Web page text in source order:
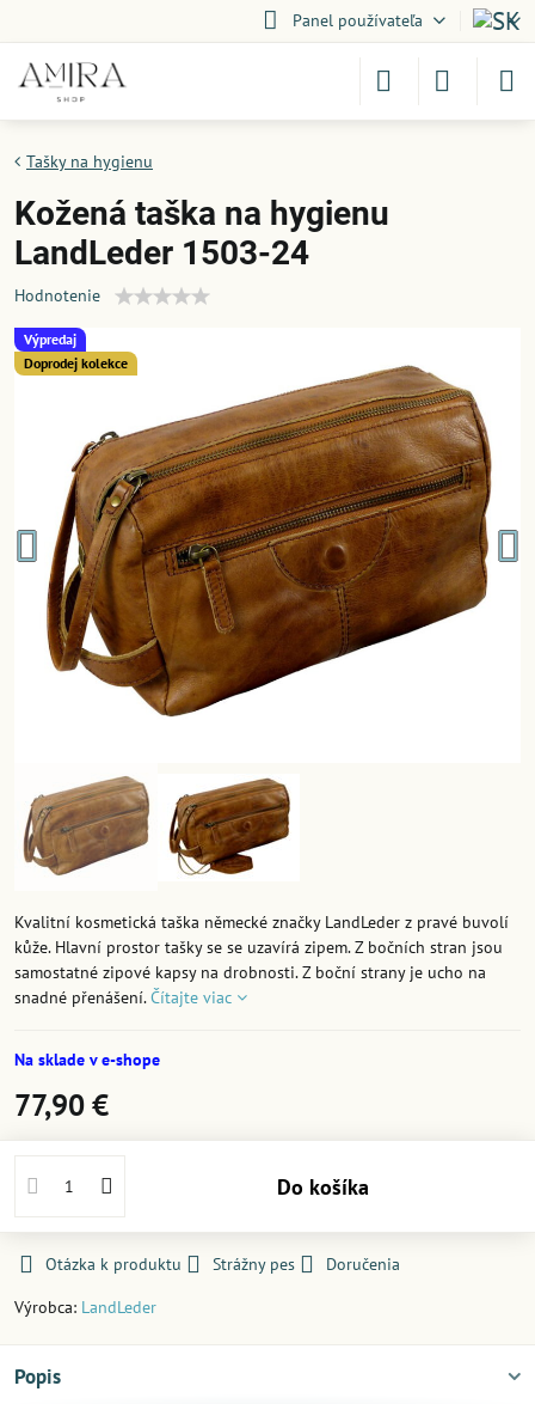
Panel používateľa
Výpredaj
Doprodej kolekce
Tašky na hygienu
Kožená taška na hygienu
LandLeder 1503-24
Hodnotenie
Kvalitní kosmetická taška německé značky LandLeder z pravé buvolí
kůže. Hlavní prostor tašky se se uzavírá zipem. Z bočních stran jsou
samostatné zipové kapsy na drobnosti. Z boční strany je ucho na
snadné přenášení.Čítajte viac
Na sklade v e-shope
77,90 €
Do košíka
Otázka k produktu Strážny pes
Doručenia
Výrobca: LandLeder
Popis